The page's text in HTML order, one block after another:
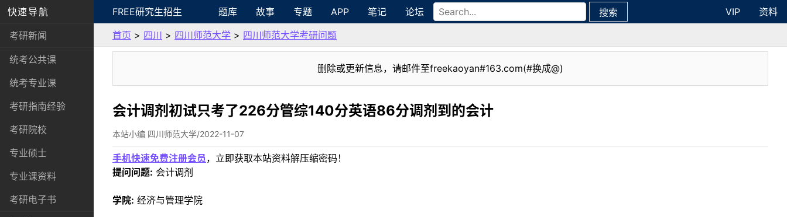
快速导航
考研新闻
统考公共课
统考专业课
考研指南经验
考研院校
专业硕士
专业课资料
考研电子书
FREE研究生招生 题库 故事 专题 APP 笔记 论坛 搜索 VIP
资料
首页 > 四川 > 四川师范大学 > 四川师范大学考研问题
删除或更新信息，请邮件至freekaoyan#163.com(#换成@)
会计调剂初试只考了226分管综140分英语86分调剂到的会计
本站小编 四川师范大学/2022-11-07
手机快速免费注册会员 ，立即获取本站资料解压缩密码！
提问问题: 会计调剂
学院: 经济与管理学院